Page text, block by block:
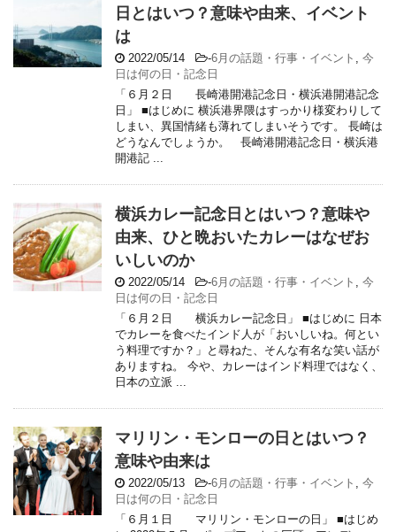
日とはいつ？意味や由来、イベント
は
2022/05/14 -6月の話題・行事・イベント , 今
日は何の日・記念日
「６月２日 長崎港開港記念日・横浜港開港記念
日」 ■はじめに 横浜港界隈はすっかり様変わりして
しまい、異国情緒も薄れてしまいそうです。 長崎は
どうなんでしょうか。 長崎港開港記念日・横浜港
開港記 ...
横浜カレー記念日とはいつ？意味や
由来、ひと晩おいたカレーはなぜお
いしいのか
2022/05/14 -6月の話題・行事・イベント , 今
日は何の日・記念日
「６月２日 横浜カレー記念日」 ■はじめに 日本
でカレーを食べたインド人が「おいしいね。何とい
う料理ですか？」と尋ねた、そんな有名な笑い話が
ありますね。 今や、カレーはインド料理ではなく、
日本の立派 ...
マリリン・モンローの日とはいつ？
意味や由来は
2022/05/13 -6月の話題・行事・イベント , 今
日は何の日・記念日
「６月１日 マリリン・モンローの日」 ■はじめ